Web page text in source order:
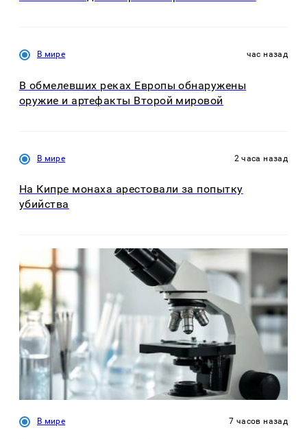
В мире час назад
В обмелевших реках Европы обнаружены
оружие и артефакты Второй мировой
В мире 2 часа назад
На Кипре монаха арестовали за попытку
убийства
В мире 7 часов назад